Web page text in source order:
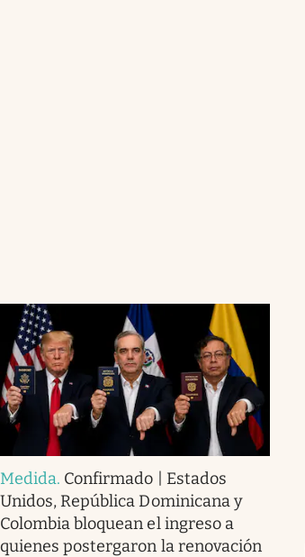
Medida. Confirmado | Estados
Unidos, República Dominicana y
Colombia bloquean el ingreso a
quienes postergaron la renovación